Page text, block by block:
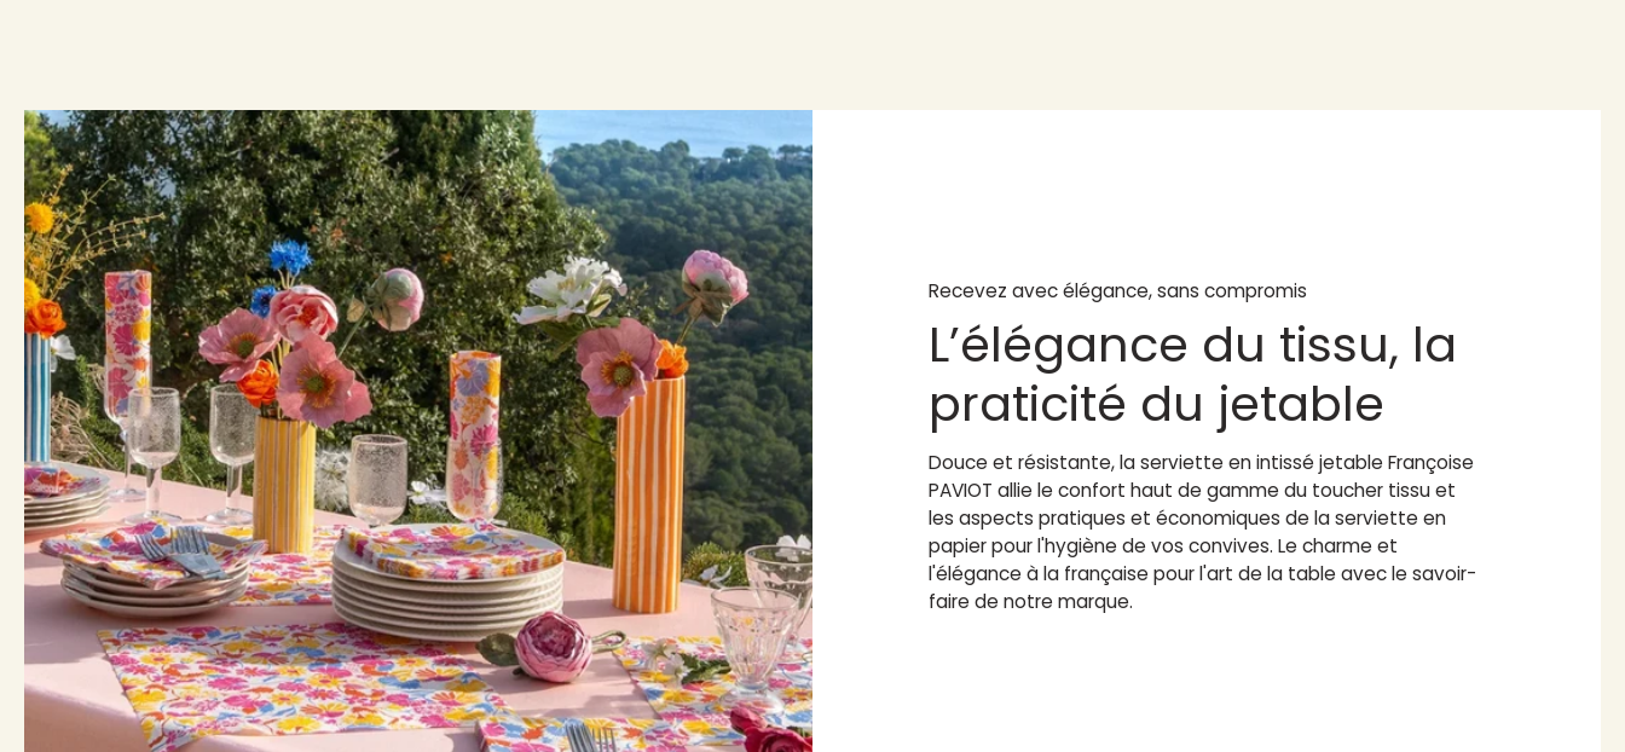
Recevez avec élégance, sans compromis
L’élégance du tissu, la
praticité du jetable
Douce et résistante, la serviette en intissé jetable Françoise
PAVIOT allie le confort haut de gamme du toucher tissu et
les aspects pratiques et économiques de la serviette en
papier pour l'hygiène de vos convives. Le charme et
l'élégance à la française pour l'art de la table avec le savoir-
faire de notre marque.